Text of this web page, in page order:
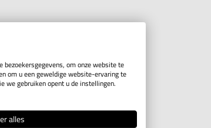
bezoekersgegevens, om onze website te
om u een geweldige website-ervaring te
we gebruiken opent u de instellingen.
alles